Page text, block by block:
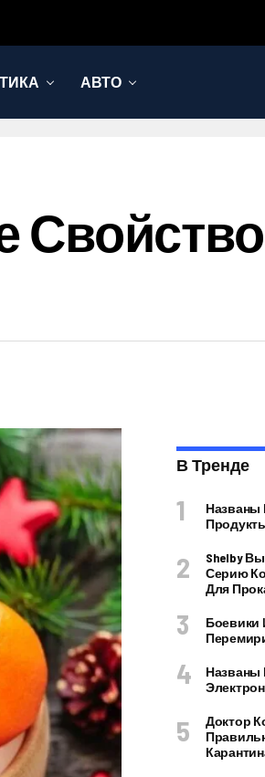
АВТО
Свойство
В Тренде
Названы
Shelby
Серию
Для
Боевики
Названы
Доктор